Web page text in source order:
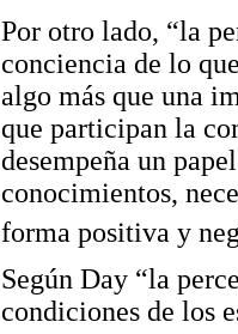
Por otro lado, “la
conciencia de lo
algo más que una
que participan la
desempeña un
conocimientos,
forma positiva y
Según Day “la
condiciones de los